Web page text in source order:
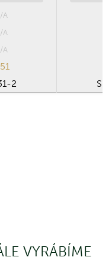
A
A
A
2 SB
VYRÁBÍME